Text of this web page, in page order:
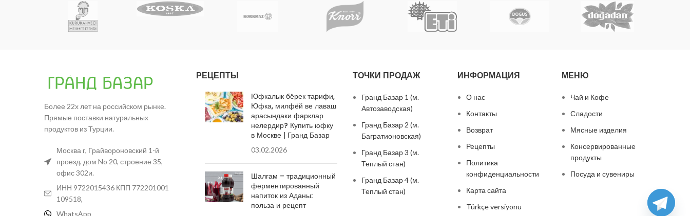
Более 22х лет на российском рынке.
Прямые поставки натуральных
продуктов из Турции.
Москва г, Грайвороновский 1-й
проезд, дом No 20, строение 35,
офис 302и.
ИНН 9722015436 КПП 772201001
109518,
WhatsApp
РЕЦЕПТЫ
Юфкалык бёрек тарифи,
Юфка, милфёй ве лаваш
арасындаки фарклар
нелердир? Купить юфку
в Москве | Гранд Базар
03.02.2026
Шалгам – традиционный
ферментированный
напиток из Аданы:
польза и рецепт
ТОЧКИ ПРОДАЖ
Гранд Базар 1 (м.
Автозаводская)
Гранд Базар 2 (м.
Багратионовская)
Гранд Базар 3 (м.
Теплый стан)
Гранд Базар 4 (м.
Теплый стан)
ИНФОРМАЦИЯ
О нас
Контакты
Возврат
Рецепты
Политика
конфиденциальности
Карта сайта
Türkçe versiyonu
МЕНЮ
Чай и Кофе
Сладости
Мясные изделия
Консервированные
продукты
Посуда и сувениры